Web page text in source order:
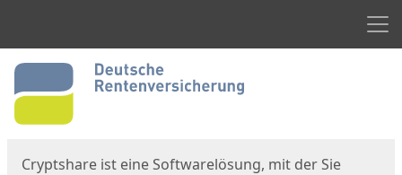
Start
Cryptshare ist eine Softwarelösung, mit der Sie